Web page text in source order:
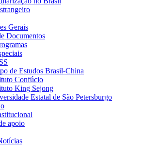
Gerais
Documentos
de Estudos Brasil-China
Confúcio
King Sejong
Estatal de São Petersburgo
apoio